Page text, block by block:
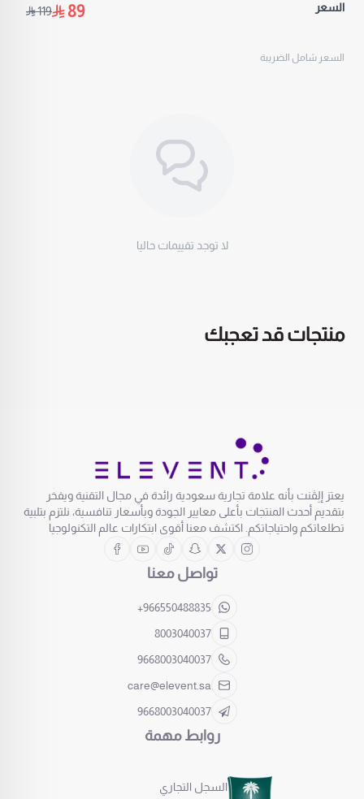
السعر 89
119
السعر شامل الضريبة
لا توجد تقييمات حاليا
منتجات قد تعجبك
يعتز إلِڤنت بأنه علامة تجارية سعودية رائدة في مجال التقنية ويفخر
بتقديم أحدث المنتجات بأعلى معايير الجودة وبأسعار تنافسية، نلتزم بتلبية
تطلعاتكم واحتياجاتكم. اكتشف معنا أقوى ابتكارات عالم التكنولوجيا
روابط مهمة
تواصل معنا
+966550488835
8003040037
9668003040037
care@elevent.sa
9668003040037
السجل التجاري